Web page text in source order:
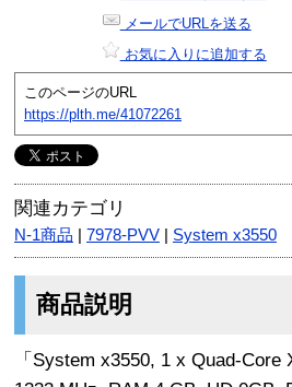
メールでURLを送る
お気に入りに追加する
このページのURL
https://plth.me/41072261
関連カテゴリ
N-1商品 7978-PVV System x3550
商品説明
「System x3550, 1 x Quad-